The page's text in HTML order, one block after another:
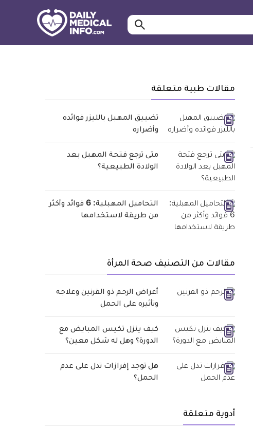
ابحث…
مقالات طبية متعلقة
تضييق المهبل بالليزر فوائده
وأضراره
متى ترجع فتحة المهبل بعد
الولادة الطبيعية؟
التحاميل المهبلية: 6 فوائد وأكثر
من طريقة لاستخدامها
مقالات من التصنيف صحة المرأة
أعراض الرحم ذو القرنين وعلاجه
وتأثيره على الحمل
كيف ينزل تكيس المبايض مع
الدورة؟ وهل له شكل معين؟
هل توجد إفرازات تدل على عدم
الحمل؟
أدوية متعلقة